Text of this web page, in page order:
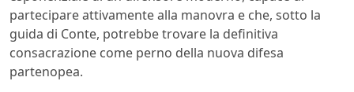
partecipare attivamente alla manovra e che, sotto la
guida di Conte, potrebbe trovare la definitiva
consacrazione come perno della nuova difesa
partenopea.